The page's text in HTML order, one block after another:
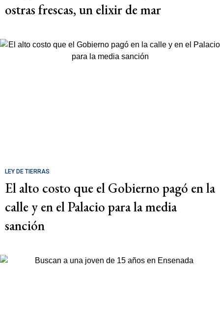
ostras frescas, un elixir de mar
LEY DE TIERRAS
El alto costo que el Gobierno pagó en la
calle y en el Palacio para la media
sanción